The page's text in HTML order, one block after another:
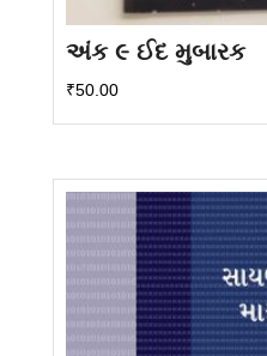
અંક ૯ ઈદ મુબારક
₹50.00